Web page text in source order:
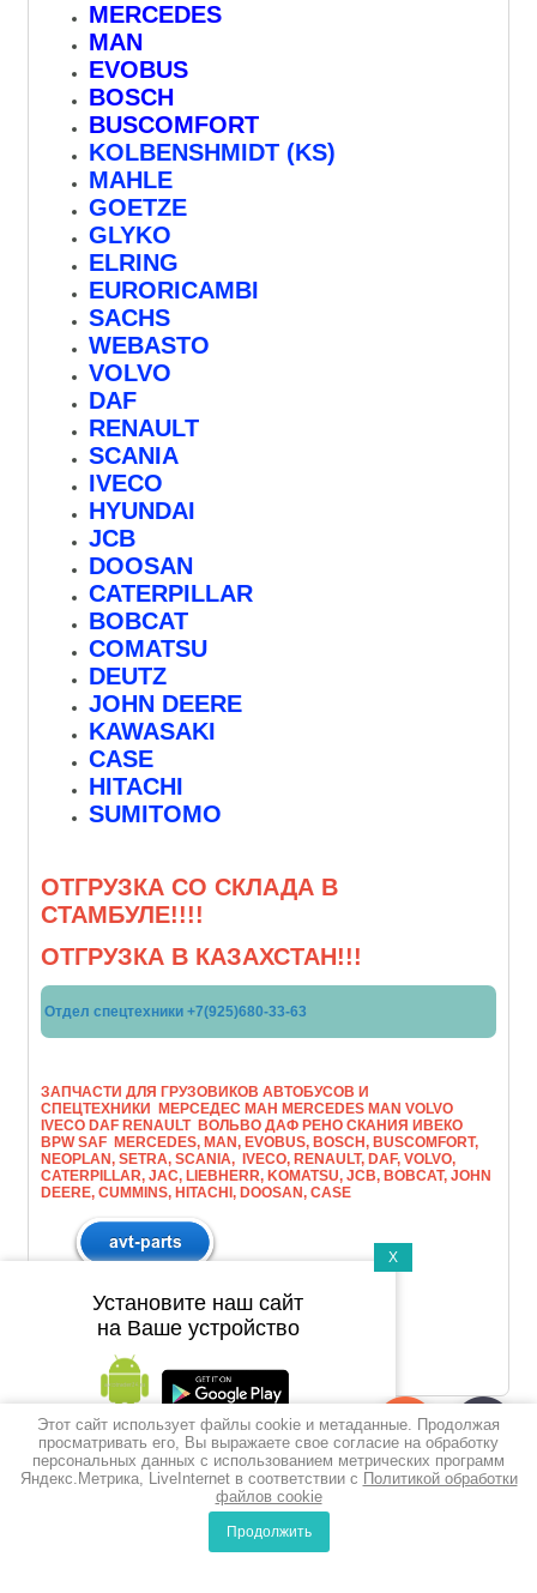
Корзина
0
MERCEDES
MAN
EVOBUS
BOSCH
BUSCOMFORT
KOLBENSHMIDT (KS)
MAHLE
GOETZE
GLYKO
ELRING
EURORICAMBI
SACHS
WEBASTO
VOLVO
DAF
RENAULT
SCANIA
IVECO
HYUNDAI
JCB
DOOSAN
CATERPILLAR
BOBCAT
COMATSU
DEUTZ
JOHN DEERE
KAWASAKI
CASE
HITACHI
SUMITOMO
ОТГРУЗКА СО СКЛАДА В
СТАМБУЛЕ!!!!
ОТГРУЗКА В КАЗАХСТАН!!!
Отдел спецтехники +7(925)680-33-63
ЗАПЧАСТИ ДЛЯ ГРУЗОВИКОВ АВТОБУСОВ И
СПЕЦТЕХНИКИ МЕРСЕДЕС МАН МERCEDES MAN VOLVO
IVECO DAF RENAULT ВОЛЬВО ДАФ РЕНО СКАНИЯ ИВЕКО
BPW SAF MERCEDES, MAN, EVOBUS, BOSCH, BUSCOMFORT,
NEOPLAN, SETRA, SCANIA, IVECO, RENAULT, DAF, VOLVO,
CATERPILLAR, JAC, LIEBHERR, KOMATSU, JCB, BOBCAT, JOHN
DEERE, CUMMINS, HITACHI, DOOSAN, CASE
Этот сайт использует файлы cookie и метаданные. Продолжая
просматривать его, Вы выражаете свое согласие на обработку
персональных данных с использованием метрических программ
Яндекс.Метрика, LiveInternet в соответствии с Политикой обработки
файлов cookie
Продолжить
X
Установите наш сайт
на Ваше устройство
Подпишитесь на рассылку
push-уведомлений
Подписаться